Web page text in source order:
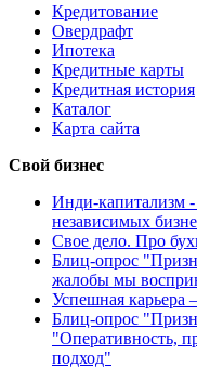
Кредитование
Овердрафт
Ипотека
Кредитные карты
Кредитная история
Каталог
Карта сайта
Свой бизнес
Инди-капитализм
независимых
Свое дело. Про
Блиц-опрос
жалобы мы
Успешная карьера
Блиц-опрос
"Оперативность,
подход"